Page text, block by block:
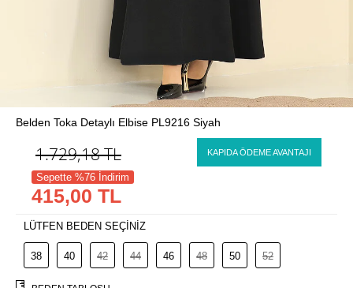
Belden Toka Detaylı Elbise PL9216 Siyah
1.729,18TL KAPIDA ÖDEME AVANTAJI
Sepette %76 İndirim
415,00 TL
LÜTFEN BEDEN SEÇİNİZ
38 40 42 44 46 48 50 52